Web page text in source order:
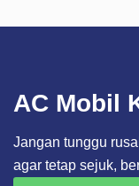
AC Mobil
Jangan tunggu
agar tetap sejuk,